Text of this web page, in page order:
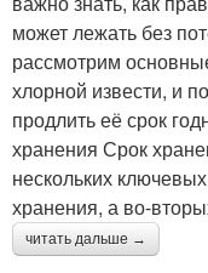
может лежать без
рассмотрим
хлорной извести, и
продлить её срок
хранения Срок
нескольких
хранения, а во-
читать дальше →